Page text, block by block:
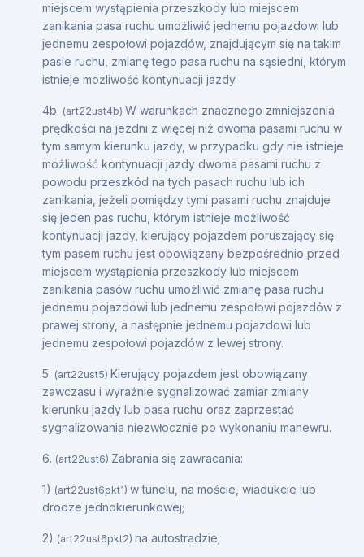
miejscem wystąpienia przeszkody lub miejscem
zanikania pasa ruchu umożliwić jednemu pojazdowi lub
jednemu zespołowi pojazdów, znajdującym się na takim
pasie ruchu, zmianę tego pasa ruchu na sąsiedni, którym
istnieje możliwość kontynuacji jazdy.
4b. (art22ust4b) W warunkach znacznego zmniejszenia
prędkości na jezdni z więcej niż dwoma pasami ruchu w
tym samym kierunku jazdy, w przypadku gdy nie istnieje
możliwość kontynuacji jazdy dwoma pasami ruchu z
powodu przeszkód na tych pasach ruchu lub ich
zanikania, jeżeli pomiędzy tymi pasami ruchu znajduje
się jeden pas ruchu, którym istnieje możliwość
kontynuacji jazdy, kierujący pojazdem poruszający się
tym pasem ruchu jest obowiązany bezpośrednio przed
miejscem wystąpienia przeszkody lub miejscem
zanikania pasów ruchu umożliwić zmianę pasa ruchu
jednemu pojazdowi lub jednemu zespołowi pojazdów z
prawej strony, a następnie jednemu pojazdowi lub
jednemu zespołowi pojazdów z lewej strony.
5. (art22ust5) Kierujący pojazdem jest obowiązany
zawczasu i wyraźnie sygnalizować zamiar zmiany
kierunku jazdy lub pasa ruchu oraz zaprzestać
sygnalizowania niezwłocznie po wykonaniu manewru.
6. (art22ust6) Zabrania się zawracania:
1) (art22ust6pkt1) w tunelu, na moście, wiadukcie lub
drodze jednokierunkowej;
2) (art22ust6pkt2) na autostradzie;